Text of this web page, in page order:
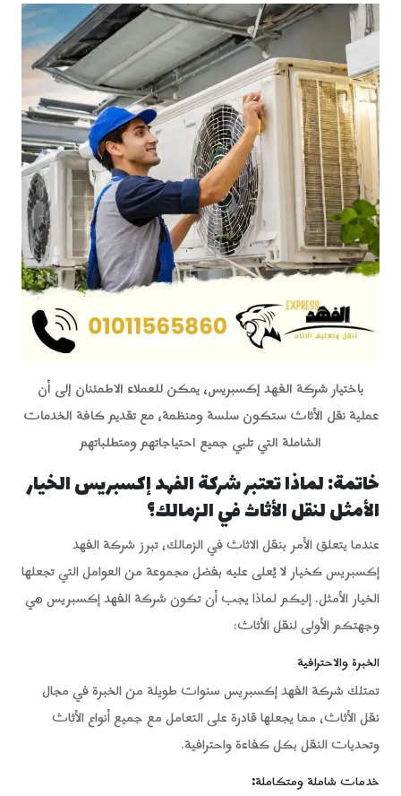
باختيار شركة الفهد إكسبريس، يمكن للعملاء الاطمئنان إلى أن
عملية نقل الأثاث ستكون سلسة ومنظمة، مع تقديم كافة الخدمات
الشاملة التي تلبي جميع احتياجاتهم ومتطلباتهم
خاتمة: لماذا تعتبر شركة الفهد إكسبريس الخيار
الأمثل لنقل الأثاث في الزمالك؟
عندما يتعلق الأمر بنقل الاثاث في الزمالك، تبرز شركة الفهد
إكسبريس كخيار لا يُعلى عليه بفضل مجموعة من العوامل التي تجعلها
الخيار الأمثل. إليكم لماذا يجب أن تكون شركة الفهد إكسبريس هي
وجهتكم الأولى لنقل الأثاث:
الخبرة والاحترافية
تمتلك شركة الفهد إكسبريس سنوات طويلة من الخبرة في مجال
نقل الأثاث، مما يجعلها قادرة على التعامل مع جميع أنواع الأثاث
وتحديات النقل بكل كفاءة واحترافية.
خدمات شاملة ومتكاملة: